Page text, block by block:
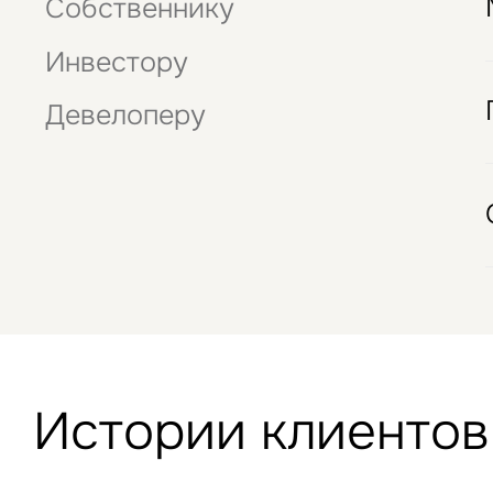
Собственнику
Инвестору
Девелоперу
Истории клиентов
Это обязательное поле